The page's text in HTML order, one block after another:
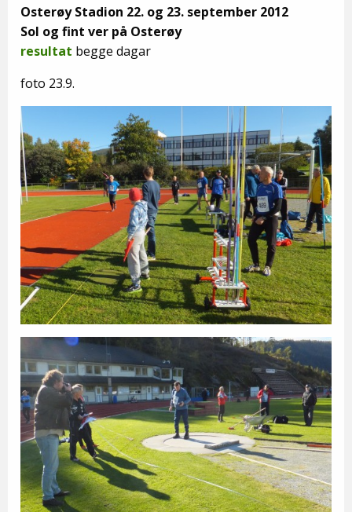
Osterøy Stadion 22. og 23. september 2012
Sol og fint ver på Osterøy
resultat begge dagar
foto 23.9.